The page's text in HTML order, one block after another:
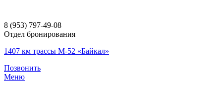
8 (953) 797-49-08
Отдел бронирования
1407 км трассы М-52 «Байкал»
Позвонить
Меню